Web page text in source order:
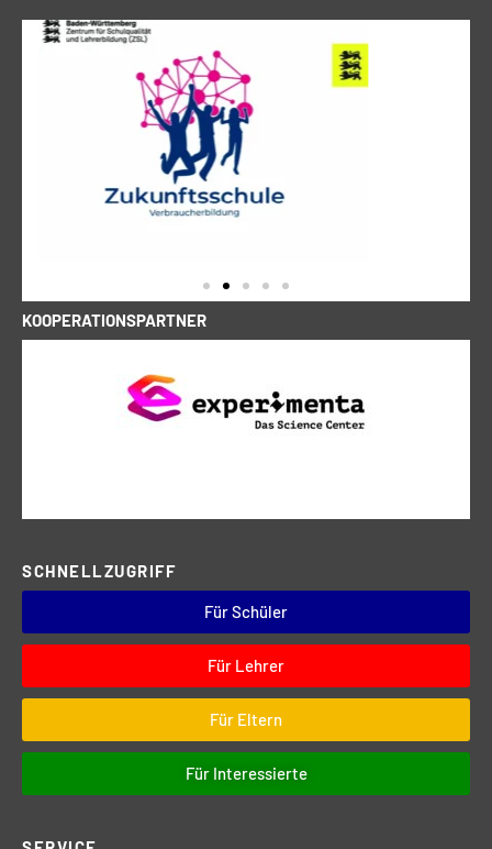
KOOPERATIONSPARTNER
SCHNELLZUGRIFF
Für Schüler
Für Lehrer
Für Eltern
Für Interessierte